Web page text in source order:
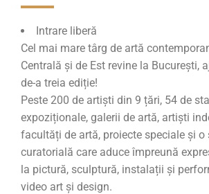
Intrare liberă
Cel mai mare târg de artă
Centrală și de Est revine la București,
de-a treia ediție!
Peste 200 de artiști din 9 țări, 54 de
expoziționale, galerii de artă, artiști
facultăți de artă, proiecte speciale și o
curatorială care aduce împreună
la pictură, sculptură, instalații și
video art și design.